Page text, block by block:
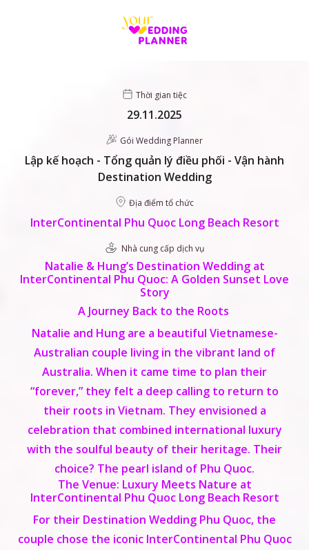
Thời gian tiệc
29.11.2025
Gói Wedding Planner
Lập kế hoạch - Tổng quản lý điều phối - Vận hành
Destination Wedding
Địa điểm tổ chức
InterContinental Phu Quoc Long Beach Resort
Nhà cung cấp dịch vụ
Natalie & Hung’s Destination Wedding at
InterContinental Phu Quoc: A Golden Sunset Love
Story
A Journey Back to the Roots
Natalie and Hung are a beautiful Vietnamese-
Australian couple living in the vibrant land of
Australia. When it came time to plan their
“forever,” they felt a deep calling to return to
their roots in Vietnam. They envisioned a
celebration that combined international luxury
with the soulful beauty of their heritage. Their
choice? The pearl island of Phu Quoc.
The Venue: Luxury Meets Nature at
InterContinental Phu Quoc Long Beach Resort
For their Destination Wedding Phu Quoc, the
couple chose the iconic InterContinental Phu Quoc